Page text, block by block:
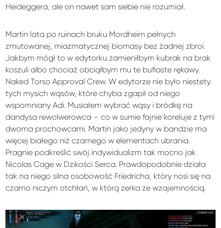
Heideggera, ale on nawet sam siebie nie rozumiał.
Martin lata po ruinach bruku Mordheim pełnych
zmutowanej, miazmatycznej biomasy bez żadnej zbroi.
Jakbym mógł to w edytorku zamieniłbym kubrak na brak
koszuli albo chociaż obciąłbym mu te bufiaste rękawy.
Naked Torso Approval Crew. W edytorze nie było niestety
tych mysich wąsów, które chyba zgapił od niego
wspomniany Adi. Musiałem wybrać wąsy i bródkę na
dandysa rewolwerowca – co w sumie fajnie koreluje z tymi
dwoma prochowcami. Martin jako jedyny w bandzie ma
więcej białego niż czarnego w elementach ubrania.
Pragnie podkreślić swój indywidualizm tak mocno jak
Nicolas Cage w Dzikości Serca. Prawdopodobnie działa
tak na niego silna osobowość Friedricha, który nosi się na
czarno niczym otchłań, w którą zerka ze wzajemnością.